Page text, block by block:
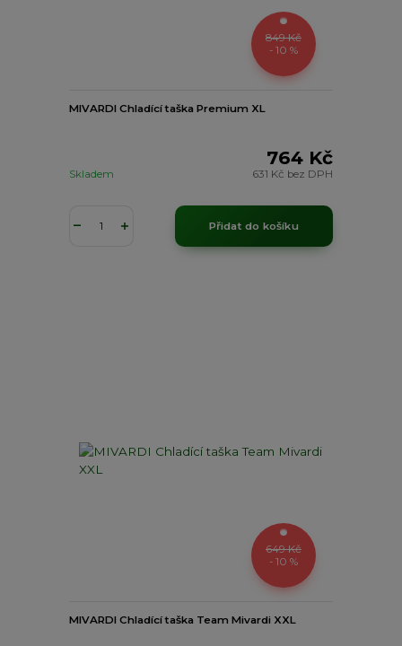
849 Kč
- 10 %
MIVARDI Chladící taška Premium XL
764 Kč
631 Kč bez DPH
Skladem
Přidat do košíku
649 Kč
- 10 %
MIVARDI Chladící taška Team Mivardi XXL